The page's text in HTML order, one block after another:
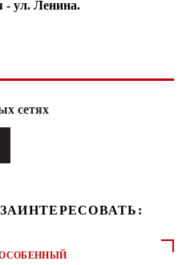
- ул. Ленина.
сетях